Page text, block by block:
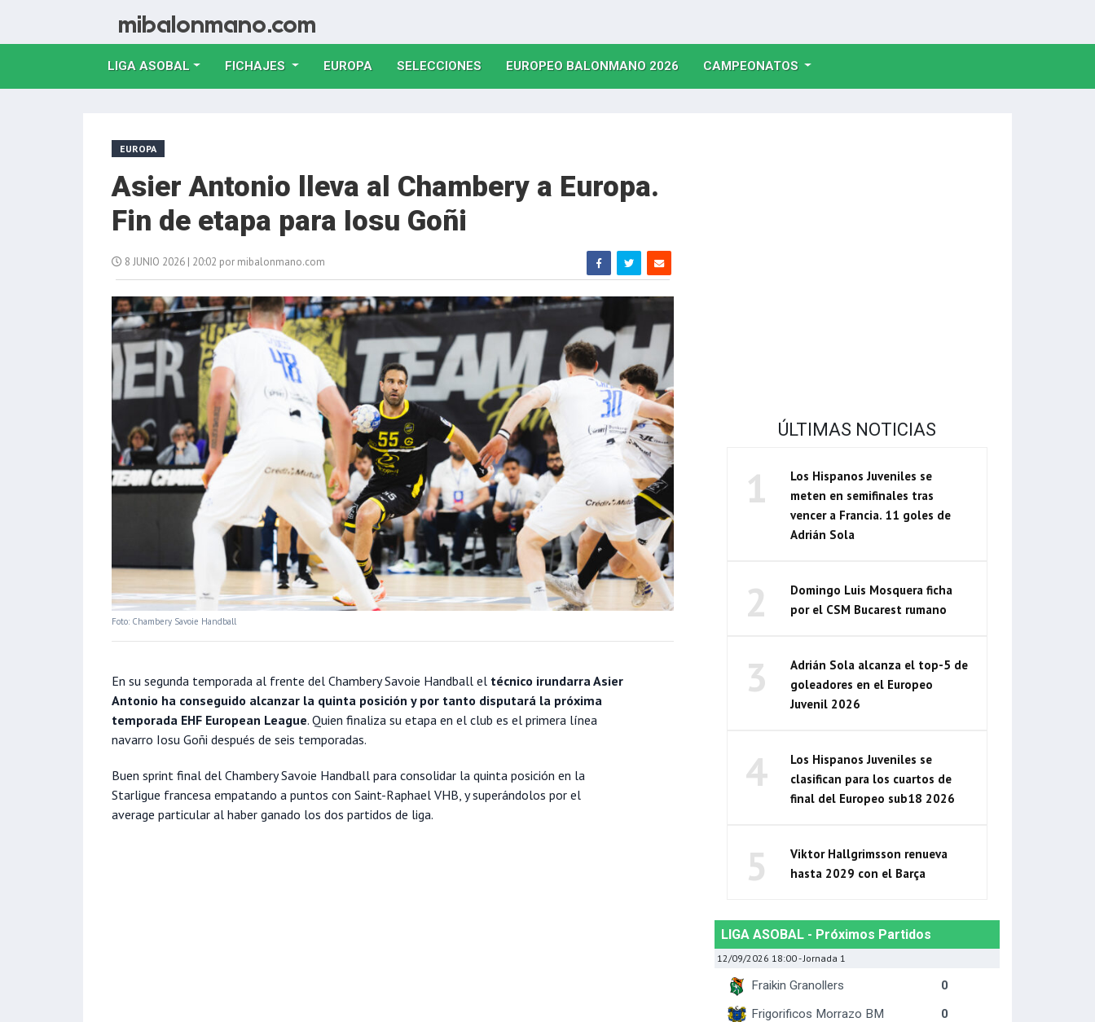
LIGA ASOBAL FICHAJES EUROPA(CURRENT)
SELECCIONES(CURRENT)
EUROPEO BALONMANO 2026(CURRENT)
CAMPEONATOS
EUROPA
Asier Antonio lleva al Chambery a Europa.
Fin de etapa para Iosu Goñi
8 JUNIO 2026 | 20:02 por mibalonmano.com
Foto: Chambery Savoie Handball
En su segunda temporada al frente del Chambery Savoie Handball el técnico irundarra Asier
Antonio ha conseguido alcanzar la quinta posición y por tanto disputará la próxima
temporada EHF European League. Quien finaliza su etapa en el club es el primera línea
navarro Iosu Goñi después de seis temporadas.
Buen sprint final del Chambery Savoie Handball para consolidar la quinta posición en la
Starligue francesa empatando a puntos con Saint-Raphael VHB, y superándolos por el
average particular al haber ganado los dos partidos de liga.
ÚLTIMAS NOTICIAS
1
Los Hispanos Juveniles se
meten en semifinales tras
vencer a Francia. 11 goles de
Adrián Sola
2
Domingo Luis Mosquera ficha
por el CSM Bucarest rumano
3
Adrián Sola alcanza el top-5 de
goleadores en el Europeo
Juvenil 2026
4
Los Hispanos Juveniles se
clasifican para los cuartos de
final del Europeo sub18 2026
5
Viktor Hallgrimsson renueva
hasta 2029 con el Barça
LIGA ASOBAL - Próximos Partidos
12/09/2026 18:00- Jornada 1
Fraikin Granollers
0
Frigorificos Morrazo BM
0